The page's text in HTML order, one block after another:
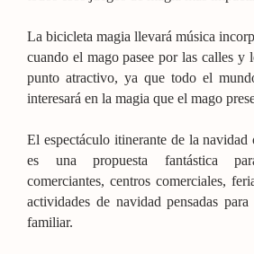
La bicicleta magia llevará música
cuando el mago pasee por las calles y
punto atractivo, ya que todo el
interesará en la magia que el mago
El espectáculo itinerante de la
es una propuesta fantástica
comerciantes, centros comerciales,
actividades de navidad pensadas
familiar.